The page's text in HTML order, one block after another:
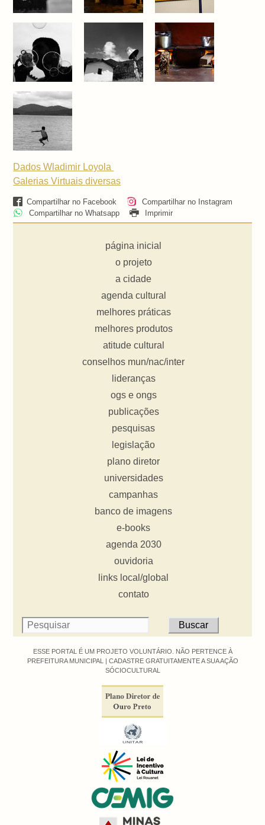
Dados Wladimir Loyola
Galerias Virtuaisdiversas
Compartilhar no Facebook
Compartilhar no Instagram
Compartilhar no Whatsapp
Imprimir
página inicial
o projeto
a cidade
agenda cultural
melhores práticas
melhores produtos
atitude cultural
conselhos mun/nac/inter
lideranças
ogs e ongs
publicações
pesquisas
legislação
plano diretor
universidades
campanhas
banco de imagens
e-books
agenda 2030
ouvidoria
links local/global
contato
ESSE PORTAL É UM PROJETO VOLUNTÁRIO. NÃO PERTENCE À
PREFEITURA MUNICIPAL | CADASTRE GRATUITAMENTE A SUA AÇÃO
SÓCIOCULTURAL